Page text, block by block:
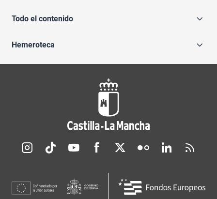
Todo el contenido
Hemeroteca
Redes sociales JCCM